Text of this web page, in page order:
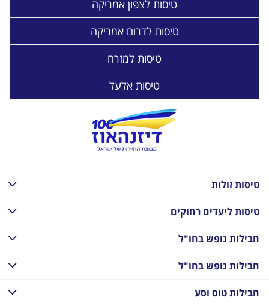
טיסות לצפון אמריקה
טיסות לדרום אמריקה
טיסות למזרח
טיסות אלעל
טיסות זולות
טיסות ליעדים רחוקים
חבילות נופש בחו"ל
חבילות נופש בחו"ל
חבילות טוס וסע